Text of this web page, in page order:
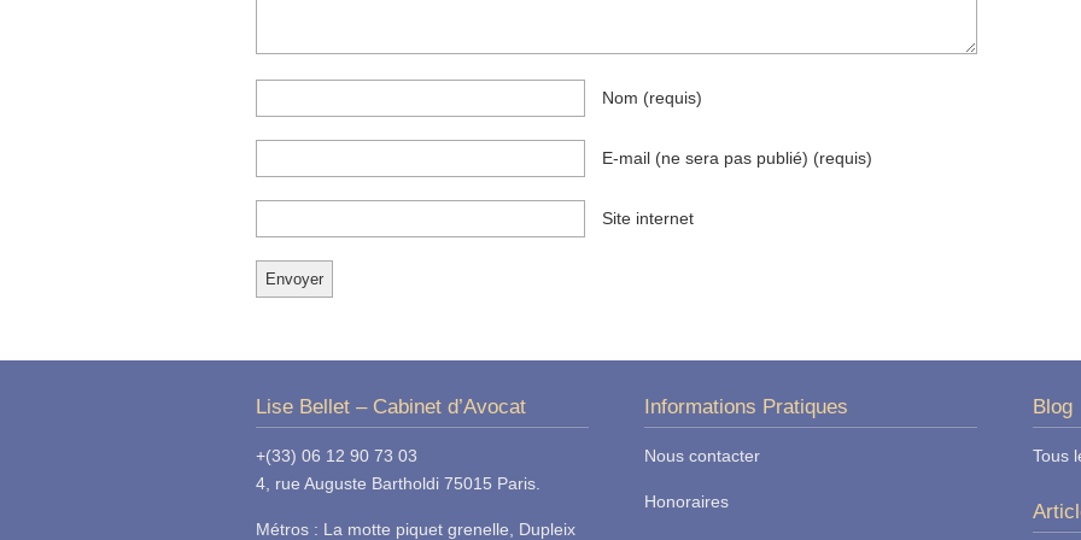
Nom (requis)
E-mail (ne sera pas publié) (requis)
Site internet
Lise Bellet – Cabinet d’Avocat
+(33) 06 12 90 73 03
4, rue Auguste Bartholdi 75015 Paris.
Métros : La motte piquet grenelle, Dupleix
Informations Pratiques
Nous contacter
Honoraires
Blog
Tous